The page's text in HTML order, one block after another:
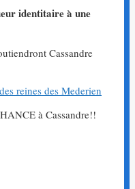
identitaire à une
Cassandre
des reines des Mederien
à Cassandre!!